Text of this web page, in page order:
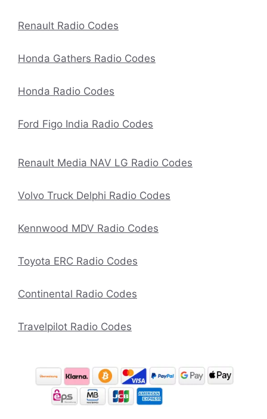
Renault Radio Codes
Honda Gathers Radio Codes
Honda Radio Codes
Ford Figo India Radio Codes
Renault Media NAV LG Radio Codes
Volvo Truck Delphi Radio Codes
Kennwood MDV Radio Codes
Toyota ERC Radio Codes
Continental Radio Codes
Travelpilot Radio Codes